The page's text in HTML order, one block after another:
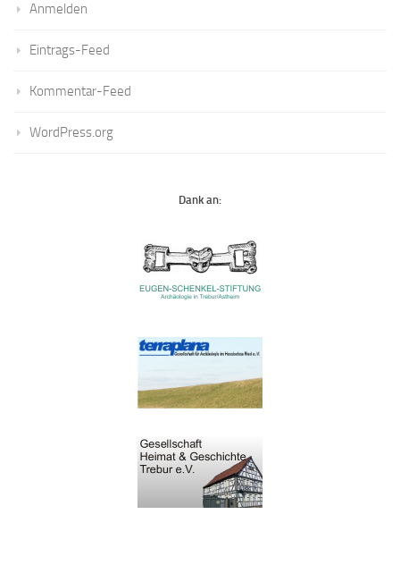
Anmelden
Eintrags-Feed
Kommentar-Feed
WordPress.org
Dank an: